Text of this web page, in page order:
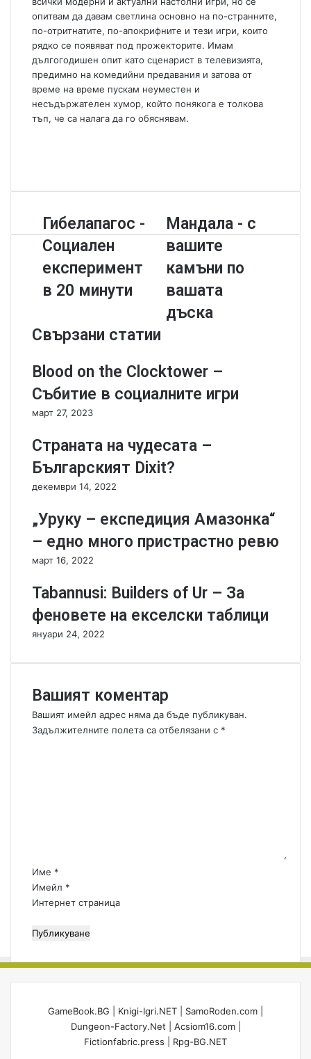
опитвам да давам светлина основно на по-странните,
по-отритнатите, по-апокрифните и тези игри, които
рядко се появяват под прожекторите. Имам
дългогодишен опит като сценарист в телевизията,
предимно на комедийни предавания и затова от
време на време пускам неуместен и
несъдържателен хумор, който понякога е толкова
тъп, че са налага да го обяснявам.
ie
o
u
b
Г
и
б
е
а
г
с
-
С
о
а
л
е
е
к
п
и
м
0
м
и
Гибелапагос -
Социален
експеримент
в 20 минути
М
а
н
д
л
а
-
а
ш
и
а
м
п
о
а
т
а
Мандала - с
вашите
камъни по
вашата
дъска
Свързани статии
Blood on the Clocktower –
Събитие в социалните игри
март 27, 2023
Страната на чудесата –
Българският Dixit?
декември 14, 2022
„Уруку – експедиция Амазонка“
– едно много пристрастно ревю
март 16, 2022
Tabannusi: Builders of Ur – За
феновете на екселски таблици
януари 24, 2022
Вашият коментар
Вашият имейл адрес няма да бъде публикуван.
Задължителните полета са отбелязани с *
:
*
Име *
Имейл *
Интернет страница
GameBook.BG Knigi-Igri.NET SamoRoden.com
Dungeon-Factory.Net
Acsiom16.com|
Fictionfabric.press
Rpg-BG.NET